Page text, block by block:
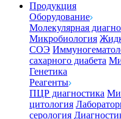
Продукция
Оборудование
Молекулярная
Микробиология
СОЭ
сахарного диабета
Генетика
Реагенты
ПЦР диагностика
цитология
серология